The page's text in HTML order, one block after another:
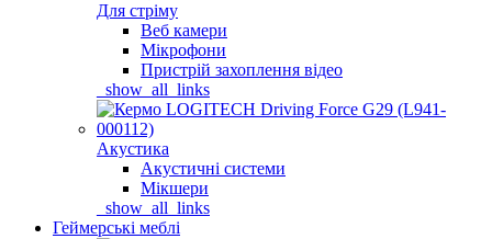
Для стріму
Веб камери
Мікрофони
Пристрій захоплення відео
_show_all_links
Акустика
Акустичні системи
Мікшери
_show_all_links
Геймерські меблі